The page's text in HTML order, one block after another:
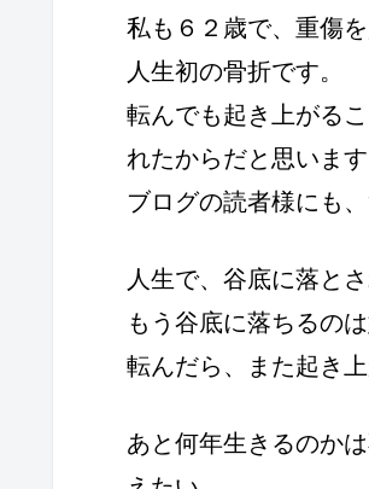
私も６２歳で、重傷を
人生初の骨折です。
転んでも起き上がる
れたからだと思います
ブログの読者様にも
人生で、谷底に落と
もう谷底に落ちるの
転んだら、また起き上
あと何年生きるのか